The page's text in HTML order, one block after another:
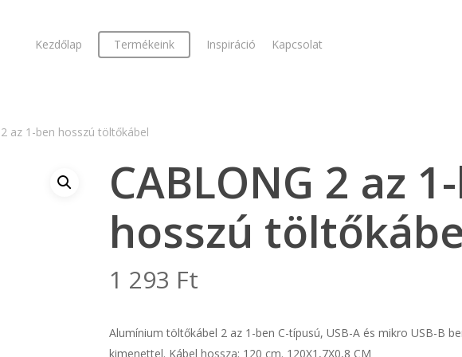
Kezdőlap Termékeink Inspiráció Kapcsolat
az 1-ben hosszú töltőkábel
CABLONG 2 az
hosszú
1 293 Ft
Alumínium töltőkábel 2 az 1-ben C-típusú, USB-A és mikro USB-B
kimenettel. Kábel hossza: 120 cm. 120X1,7X0,8 CM